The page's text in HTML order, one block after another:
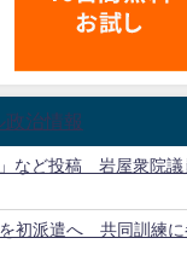
治情報
」など投稿 岩屋衆院
初派遣へ 共同訓練